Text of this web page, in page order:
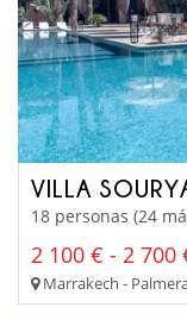
VILLA
18 personas (24
2 100 € - 2 700
Marrakech -